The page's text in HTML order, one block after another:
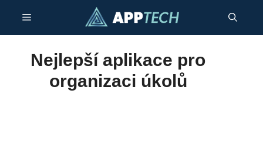
obsah
Menu
Nejlepší aplikace pro
organizaci úkolů